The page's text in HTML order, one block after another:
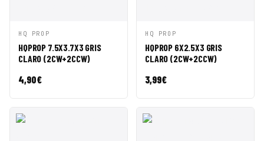
VISTA
RÁPIDA
CESTA
HQ PROP
HQPROP 7.5X3.7X3 GRIS
CLARO (2CW+2CCW)
4,90€
VISTA
RÁPIDA
CESTA
HQ PROP
HQPROP 6X2.5X3 GRIS
CLARO (2CW+2CCW)
3,99€